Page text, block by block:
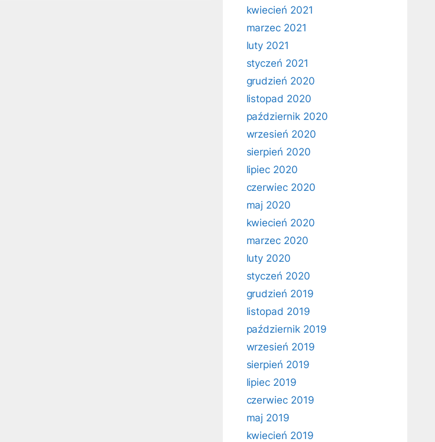
kwiecień 2021
marzec 2021
luty 2021
styczeń 2021
grudzień 2020
listopad 2020
październik 2020
wrzesień 2020
sierpień 2020
lipiec 2020
czerwiec 2020
maj 2020
kwiecień 2020
marzec 2020
luty 2020
styczeń 2020
grudzień 2019
listopad 2019
październik 2019
wrzesień 2019
sierpień 2019
lipiec 2019
czerwiec 2019
maj 2019
kwiecień 2019